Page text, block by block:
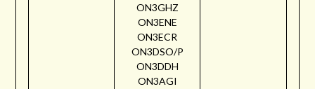
ON3GHZ
ON3ENE
ON3ECR
ON3DSO/P
ON3DDH
ON3AGI